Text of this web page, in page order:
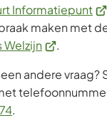
Informatiepunt
maken met
Welzijn(Verwijst
een
externe
.
andere vraag?
(Verwijst
.